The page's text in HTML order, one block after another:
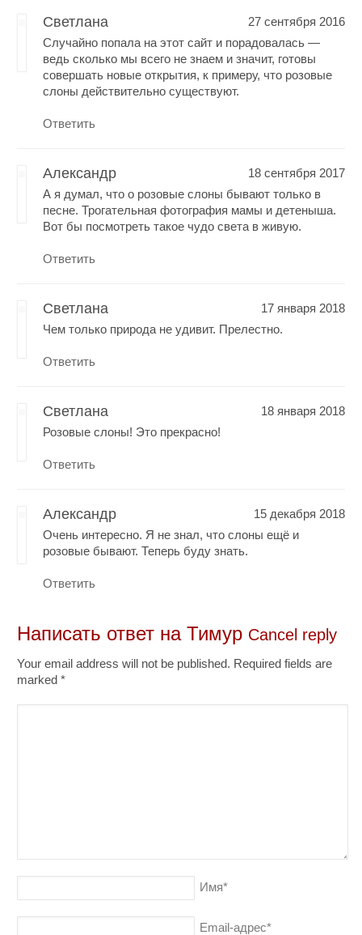
Светлана
27 сентября 2016
Случайно попала на этот сайт и порадовалась —
ведь сколько мы всего не знаем и значит, готовы
совершать новые открытия, к примеру, что розовые
слоны действительно существуют.
Ответить
Александр
18 сентября 2017
А я думал, что о розовые слоны бывают только в
песне. Трогательная фотография мамы и детеныша.
Вот бы посмотреть такое чудо света в живую.
Ответить
Светлана
17 января 2018
Чем только природа не удивит. Прелестно.
Ответить
Светлана
18 января 2018
Розовые слоны! Это прекрасно!
Ответить
Александр
15 декабря 2018
Очень интересно. Я не знал, что слоны ещё и
розовые бывают. Теперь буду знать.
Ответить
Написать ответ наТимур Cancel reply
Your email address will not be published. Required fields are
marked*
Имя*
Email-адрес*